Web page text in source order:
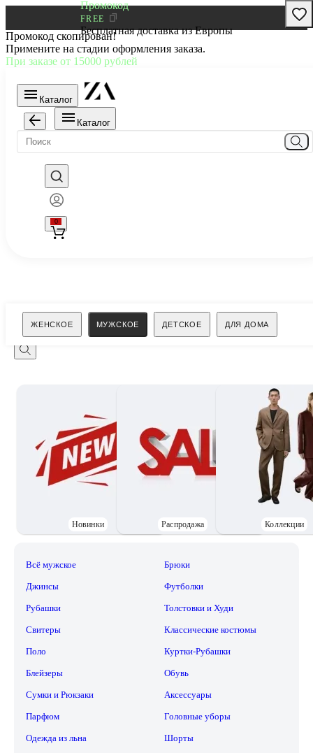
Промокод
FREE
Бесплатная доставка из Европы
Промокод скопирован!
Примените на стадии оформления заказа.
При заказе от 15000 рублей
Каталог
Каталог
0
ЖЕНСКОЕ МУЖСКОЕ ДЕТСКОЕ ДЛЯ ДОМА
Поиск
Новинки Распродажа Коллекции
Всё мужское Брюки
Джинсы Футболки
Рубашки Толстовки и Худи
Свитеры Классические костюмы
Поло Куртки-Рубашки
Блейзеры Обувь
Сумки и Рюкзаки Аксессуары
Парфюм Головные уборы
Одежда из льна Шорты